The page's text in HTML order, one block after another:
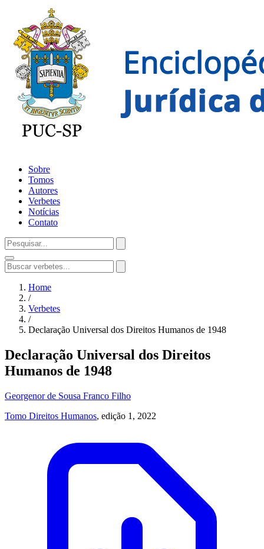
Sobre
Tomos
Autores
Verbetes
Notícias
Contato
Home
/
Verbetes
/
Declaração Universal dos Direitos Humanos de 1948
Declaração Universal dos Direitos
Humanos de 1948
Georgenor de Sousa Franco Filho
Tomo Direitos Humanos, edição 1, 2022